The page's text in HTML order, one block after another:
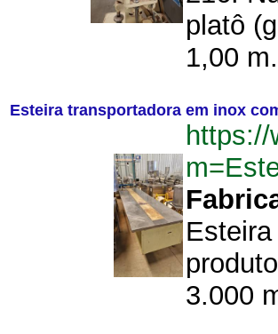
platô
1,00
Esteira transportadora em inox
3.000